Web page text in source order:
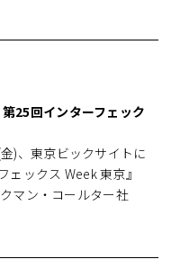
25回インターフェック
)、東京ビックサイトに
ックス Week 東京』
マン・コールター社